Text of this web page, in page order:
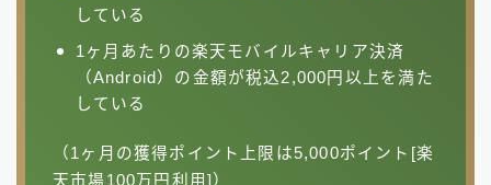
している
1ヶ月あたりの楽天モバイルキャリア決済
（Android）の金額が税込2,000円以上を満た
している
（1ヶ月の獲得ポイント上限は5,000ポイント[楽
天市場100万円利用]）